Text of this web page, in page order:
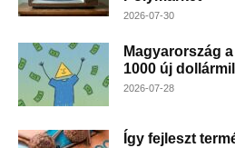
2026-07-30
Magyarország
1000 új
2026-07-28
Így fejleszt